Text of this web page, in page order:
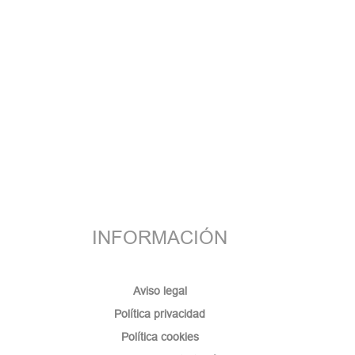
INFORMACIÓN
Aviso legal
Política privacidad
Política cookies